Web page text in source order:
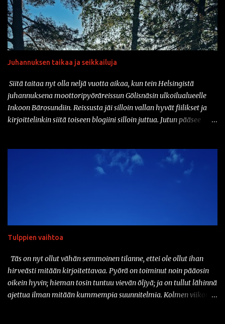
Natsikypärä on ollut varsinkin sarjakuvissa ja pilapiirroksissa
varsin tyypillinen päähine klisheisillä moottoripyöräkerholaisilla.
Suomessa sotilaspotassa ajaminen ei kuitenkaan ole ollut
luvallista kypärien turvastandardien takia. Mutta nyt asiaan on
saatavilla korjausta: amerikkalainen Iron Horse Helmets
valmistaa nimittäin klassisen Stahlhelmen muotoa jäljittelevää
päivänähän myös DOT kelpaa täällä suomessa. Vaikka tuo
kyseinen...
Juhannuksen taikaa ja seikkailuja
Siitä taitaa nyt olla neljä vuotta aikaa, kun tein Helsingistä
juhannuksena moottoripyöräreissun Gölisnäsin ulkoilualueelle
Inkoon Bärosundiin. Reissusta jäi silloin vallan hyvät fiilikset ja
kirjoittelinkin siitä toiseen blogiini silloin juttua. Jutun pääsee
golisnasiin.html Hieman tän taannoisen seikkailun innoittamana
ajattelinkin aloittaa juhannuksen pakkaamalla pyörän kyytiin
polun varressa. Matkaa kotoa tuonne laavulle on sellaiset
viitisenkymmentä kilometriä, joten mistään älyttömän pitkästä
minkään laista tarvaratelinettä. No, kamat rinkkaan ja rinkka
selkään. Toki se on hieman sitten raskasta käsi...
Tulppien vaihtoa
Täs on nyt ollut vähän semmoinen tilanne, ettei ole ollut ihan
hirveästi mitään kirjoitettavaa. Pyörä on toiminut noin pääosin
oikein hyvin; hieman tosin tuntuu vievän öljyä; ja on tullut lähinnä
ajettua ilman mitään kummempia suunnitelmia. Kolmen viikon